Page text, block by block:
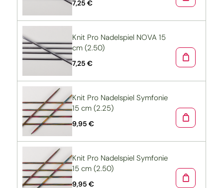
7,25 €
Knit Pro Nadelspiel NOVA 15
cm (2.50)
7,25 €
Knit Pro Nadelspiel Symfonie
15 cm (2.25)
9,95 €
Knit Pro Nadelspiel Symfonie
15 cm (2.50)
9,95 €